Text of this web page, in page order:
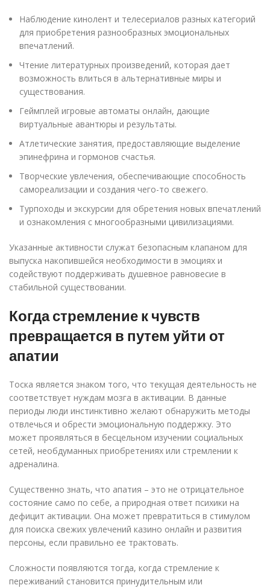
Наблюдение кинолент и телесериалов разных категорий
для приобретения разнообразных эмоциональных
впечатлений.
Чтение литературных произведений, которая дает
возможность влиться в альтернативные миры и
существования.
Геймплей игровые автоматы онлайн, дающие
виртуальные авантюры и результаты.
Атлетические занятия, предоставляющие выделение
эпинефрина и гормонов счастья.
Творческие увлечения, обеспечивающие способность
самореализации и создания чего-то свежего.
Турпоходы и экскурсии для обретения новых впечатлений
и ознакомления с многообразными цивилизациями.
Указанные активности служат безопасным клапаном для
выпуска накопившейся необходимости в эмоциях и
содействуют поддерживать душевное равновесие в
стабильной существовании.
Когда стремление к чувств
превращается в путем уйти от
апатии
Тоска является знаком того, что текущая деятельность не
соответствует нуждам мозга в активации. В данные
периоды люди инстинктивно желают обнаружить методы
отвлечься и обрести эмоциональную поддержку. Это
может проявляться в бесцельном изучении социальных
сетей, необдуманных приобретениях или стремлении к
адреналина.
Существенно знать, что апатия – это не отрицательное
состояние само по себе, а природная ответ психики на
дефицит активации. Она может превратиться в стимулом
для поиска свежих увлечений казино онлайн и развития
персоны, если правильно ее трактовать.
Сложности появляются тогда, когда стремление к
переживаний становится принудительным или